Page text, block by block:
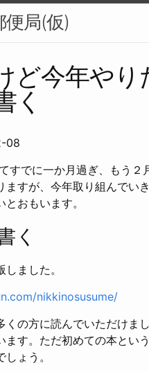
局(仮)
ど今年やり
く
08
すでに一か月過ぎ、もう２
ますが、今年取り組んでい
おもいます。
く
ました。
nikkinosusume/
くの方に読んでいただけま
ます。ただ初めての本とい
ょう。